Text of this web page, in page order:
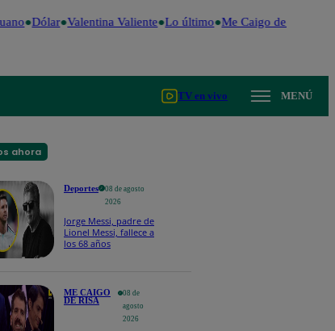
Dólar Valentina Valiente Lo último Me Caigo de Risa
TV en vivo MENÚ
ahora
Deportes
08 de agosto
2026
Jorge Messi, padre de
Lionel Messi, fallece a
los 68 años
ME CAIGO
DE RISA
08 de
agosto
2026